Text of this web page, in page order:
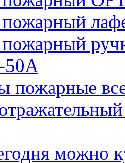
пожарный
пожарный
пожарные
можно